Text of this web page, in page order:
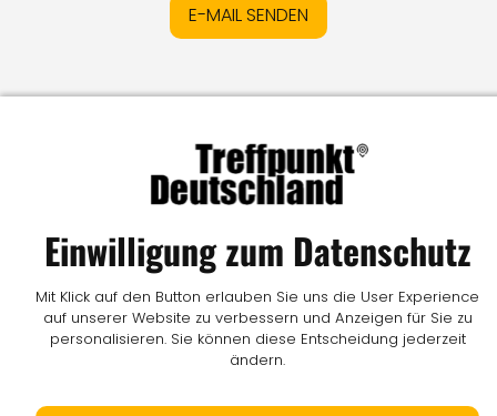
E-MAIL SENDEN
MediadatenI Kontakt Vertrag widerrufen
© LW Medien GmbH
Einwilligung zum Datenschutz
Mit Klick auf den Button erlauben Sie uns die User Experience
auf unserer Website zu verbessern und Anzeigen für Sie zu
personalisieren. Sie können diese Entscheidung jederzeit
ändern.